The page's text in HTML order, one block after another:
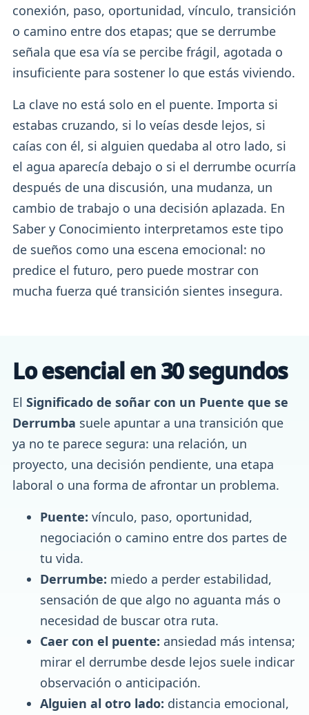
conexión, paso, oportunidad, vínculo, transición
o camino entre dos etapas; que se derrumbe
señala que esa vía se percibe frágil, agotada o
insuficiente para sostener lo que estás viviendo.
La clave no está solo en el puente. Importa si
estabas cruzando, si lo veías desde lejos, si
caías con él, si alguien quedaba al otro lado, si
el agua aparecía debajo o si el derrumbe ocurría
después de una discusión, una mudanza, un
cambio de trabajo o una decisión aplazada. En
Saber y Conocimiento interpretamos este tipo
de sueños como una escena emocional: no
predice el futuro, pero puede mostrar con
mucha fuerza qué transición sientes insegura.
Lo esencial en 30 segundos
El Significado de soñar con un Puente que se
Derrumba suele apuntar a una transición que
ya no te parece segura: una relación, un
proyecto, una decisión pendiente, una etapa
laboral o una forma de afrontar un problema.
Puente: vínculo, paso, oportunidad,
negociación o camino entre dos partes de
tu vida.
Derrumbe: miedo a perder estabilidad,
sensación de que algo no aguanta más o
necesidad de buscar otra ruta.
Caer con el puente: ansiedad más intensa;
mirar el derrumbe desde lejos suele indicar
observación o anticipación.
Alguien al otro lado: distancia emocional,